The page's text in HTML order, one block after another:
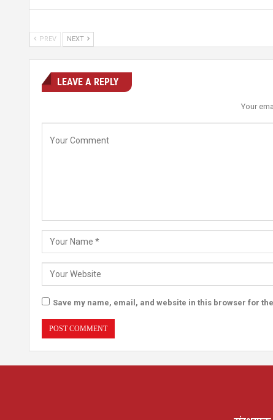
PREV NEXT
LEAVE A REPLY
Your
Save my name, email, and website in this browser for